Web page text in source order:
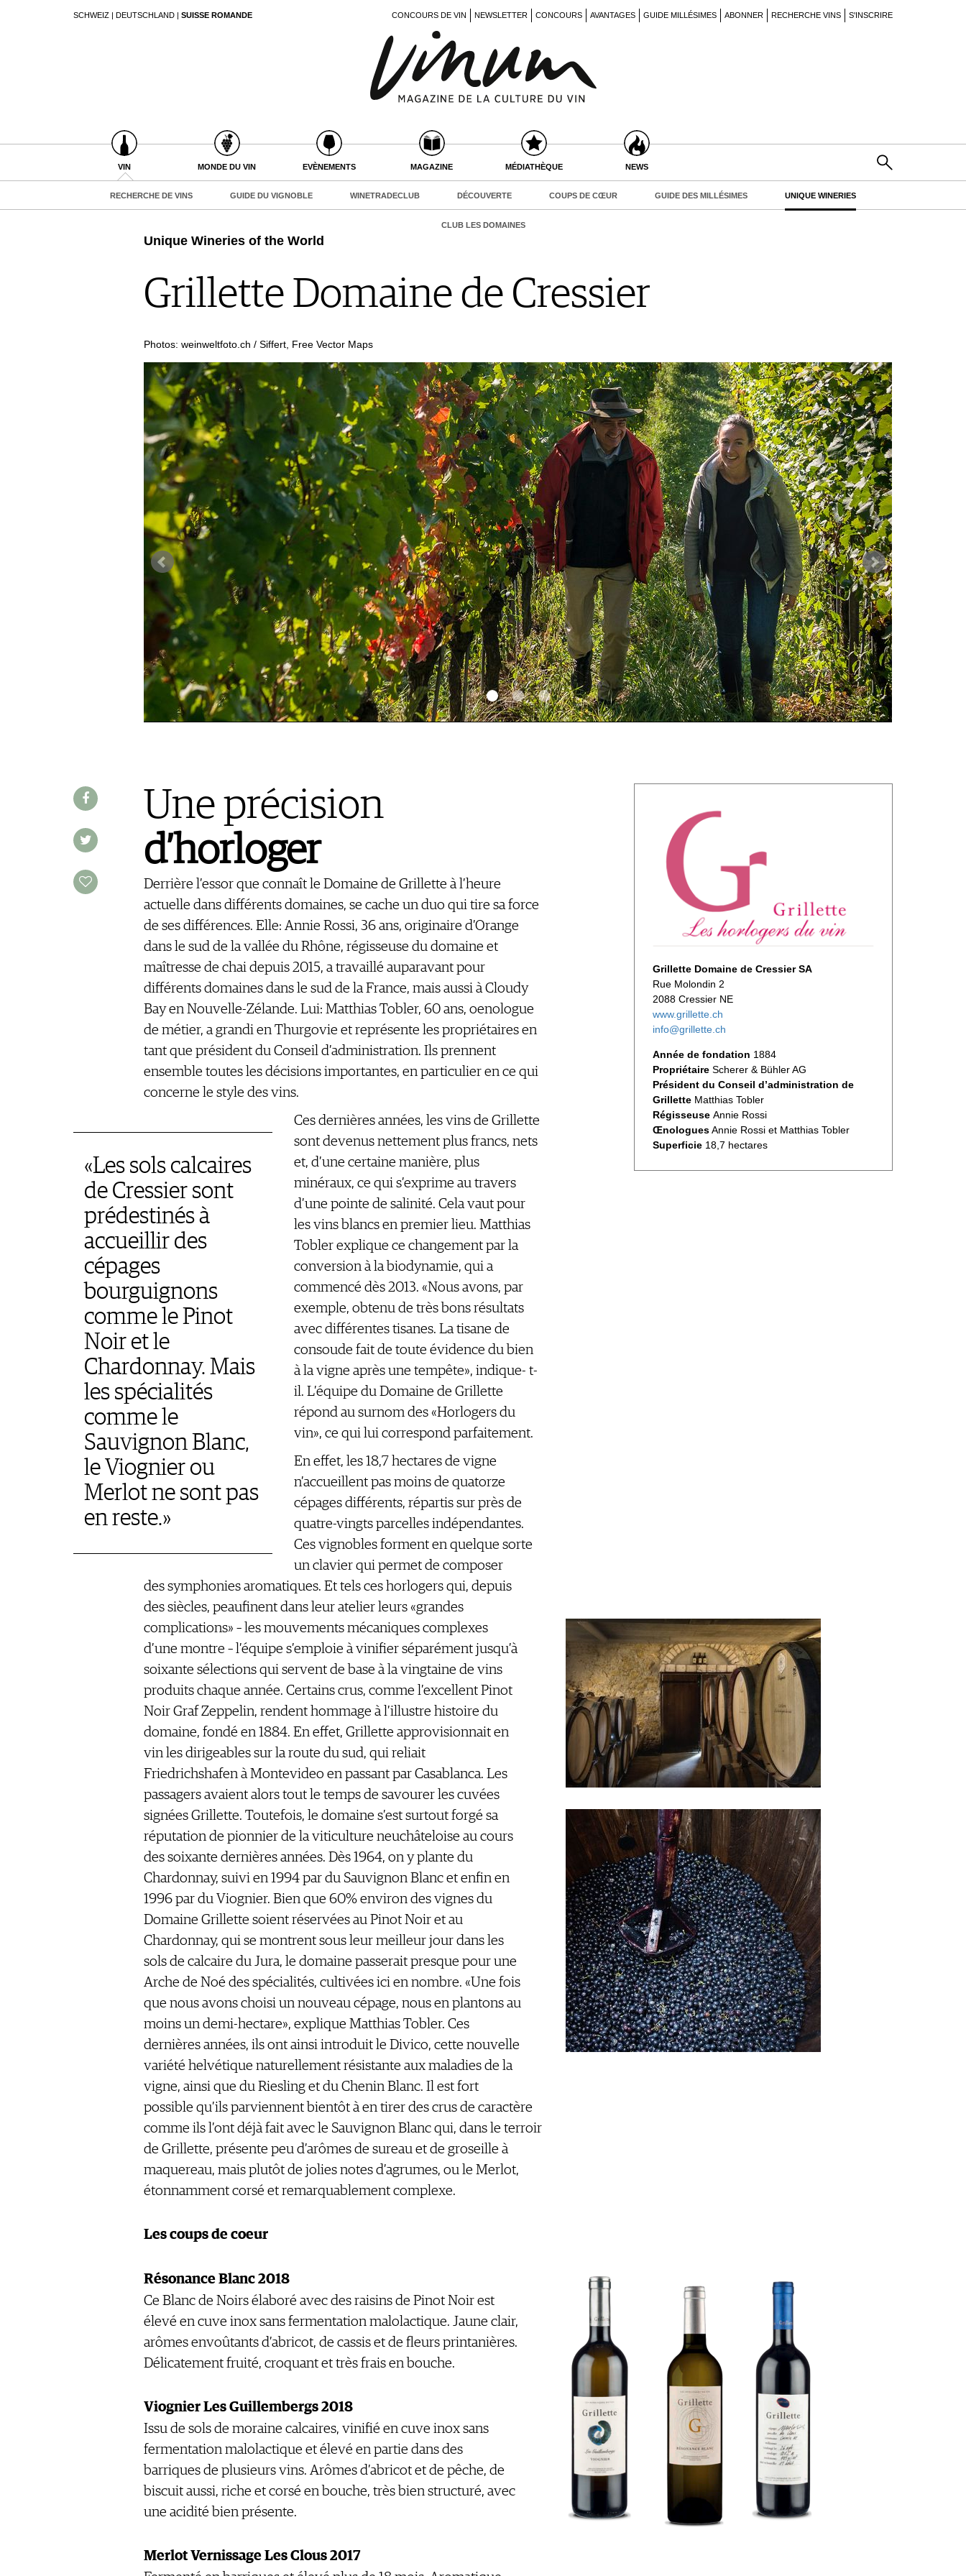
DÉCOUVERTE
GUIDE DES MILLÉSIMES
UNIQUE WINERIES
ÉVÉNEMENT CALENDRIER
DEUTSCHLAND |
SCHWEIZ | DEUTSCHLAND | SUISSE ROMANDE CONCOURS DE VIN NEWSLETTER CONCOURS AVANTAGES GUIDE MILLÉSIMES ABONNER RECHERCHE VINS S'INSCRIRE
VIN MONDE DU VIN EVÈNEMENTS MAGAZINE MÉDIATHÈQUE NEWS
RECHERCHE DE VINS GUIDE DU VIGNOBLE WINETRADECLUB DÉCOUVERTE COUPS DE CŒUR GUIDE DES MILLÉSIMES UNIQUE WINERIES
CLUB LES DOMAINES
Unique Wineries of the World
Grillette Domaine de Cressier
Photos: weinweltfoto.ch / Siffert, Free Vector Maps
Une précision
d’horloger
Derrière l’essor que connaît le Domaine de Grillette à l’heure
actuelle dans différents domaines, se cache un duo qui tire sa force
de ses différences. Elle: Annie Rossi, 36 ans, originaire d’Orange
dans le sud de la vallée du Rhône, régisseuse du domaine et
maîtresse de chai depuis 2015, a travaillé auparavant pour
différents domaines dans le sud de la France, mais aussi à Cloudy
Bay en Nouvelle-Zélande. Lui: Matthias Tobler, 60 ans, oenologue
de métier, a grandi en Thurgovie et représente les propriétaires en
tant que président du Conseil d’administration. Ils prennent
ensemble toutes les décisions importantes, en particulier en ce qui
concerne le style des vins.
«Les sols calcaires
de Cressier sont
prédestinés à
accueillir des
cépages
bourguignons
comme le Pinot
Noir et le
Chardonnay. Mais
les spécialités
comme le
Sauvignon Blanc,
le Viognier ou
Merlot ne sont pas
en reste.»
Ces dernières années, les vins de Grillette
sont devenus nettement plus francs, nets
et, d’une certaine manière, plus
minéraux, ce qui s’exprime au travers
d’une pointe de salinité. Cela vaut pour
les vins blancs en premier lieu. Matthias
Tobler explique ce changement par la
conversion à la biodynamie, qui a
commencé dès 2013. «Nous avons, par
exemple, obtenu de très bons résultats
avec différentes tisanes. La tisane de
consoude fait de toute évidence du bien
à la vigne après une tempête», indique- t-
il. L’équipe du Domaine de Grillette
répond au surnom des «Horlogers du
vin», ce qui lui correspond parfaitement.
En effet, les 18,7 hectares de vigne
n’accueillent pas moins de quatorze
cépages différents, répartis sur près de
quatre-vingts parcelles indépendantes.
Ces vignobles forment en quelque sorte
un clavier qui permet de composer
des symphonies aromatiques. Et tels ces horlogers qui, depuis
des siècles, peaufinent dans leur atelier leurs «grandes
complications» – les mouvements mécaniques complexes
d’une montre – l’équipe s’emploie à vinifier séparément jusqu’à
soixante sélections qui servent de base à la vingtaine de vins
produits chaque année. Certains crus, comme l’excellent Pinot
Noir Graf Zeppelin, rendent hommage à l’illustre histoire du
domaine, fondé en 1884. En effet, Grillette approvisionnait en
vin les dirigeables sur la route du sud, qui reliait
Friedrichshafen à Montevideo en passant par Casablanca. Les
passagers avaient alors tout le temps de savourer les cuvées
signées Grillette. Toutefois, le domaine s’est surtout forgé sa
réputation de pionnier de la viticulture neuchâteloise au cours
des soixante dernières années. Dès 1964, on y plante du
Chardonnay, suivi en 1994 par du Sauvignon Blanc et enfin en
1996 par du Viognier. Bien que 60% environ des vignes du
Domaine Grillette soient réservées au Pinot Noir et au
Chardonnay, qui se montrent sous leur meilleur jour dans les
sols de calcaire du Jura, le domaine passerait presque pour une
Arche de Noé des spécialités, cultivées ici en nombre. «Une fois
que nous avons choisi un nouveau cépage, nous en plantons au
moins un demi-hectare», explique Matthias Tobler. Ces
dernières années, ils ont ainsi introduit le Divico, cette nouvelle
variété helvétique naturellement résistante aux maladies de la
vigne, ainsi que du Riesling et du Chenin Blanc. Il est fort
possible qu’ils parviennent bientôt à en tirer des crus de caractère
comme ils l’ont déjà fait avec le Sauvignon Blanc qui, dans le terroir
de Grillette, présente peu d’arômes de sureau et de groseille à
maquereau, mais plutôt de jolies notes d’agrumes, ou le Merlot,
étonnamment corsé et remarquablement complexe.
Les coups de coeur
Résonance Blanc 2018
Ce Blanc de Noirs élaboré avec des raisins de Pinot Noir est
élevé en cuve inox sans fermentation malolactique. Jaune clair,
arômes envoûtants d’abricot, de cassis et de fleurs printanières.
Délicatement fruité, croquant et très frais en bouche.
Viognier Les Guillembergs 2018
Issu de sols de moraine calcaires, vinifié en cuve inox sans
fermentation malolactique et élevé en partie dans des
barriques de plusieurs vins. Arômes d’abricot et de pêche, de
biscuit aussi, riche et corsé en bouche, très bien structuré, avec
une acidité bien présente.
Merlot Vernissage Les Clous 2017
Grillette Domaine de Cressier SA
Rue Molondin 2
2088 Cressier NE
www.grillette.ch
info@grillette.ch
Année de fondation 1884
Propriétaire Scherer & Bühler AG
Président du Conseil d’administration de
Grillette Matthias Tobler
Régisseuse Annie Rossi
ŒnologuesAnnie Rossi et Matthias Tobler
Superficie 18,7 hectares